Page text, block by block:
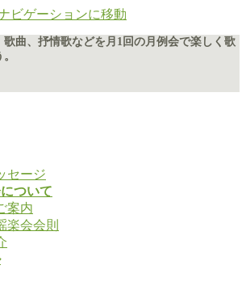
ビゲーションに移動
曲、抒情歌などを月1回の月例会で楽しく歌
セージ
ついて
案内
楽会会則